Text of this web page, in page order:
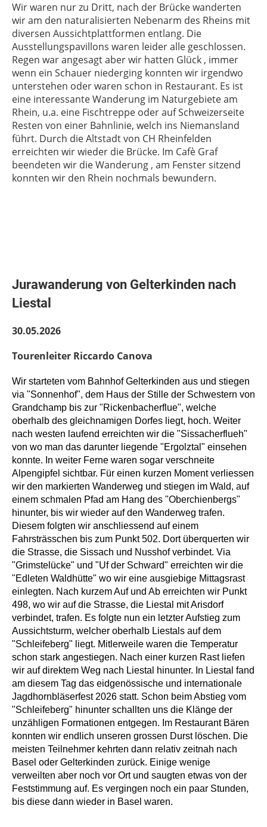
Wir waren nur zu Dritt, nach der Brücke wanderten
wir am den naturalisierten Nebenarm des Rheins mit
diversen Aussichtplattformen entlang. Die
Ausstellungspavillons waren leider alle geschlossen.
Regen war angesagt aber wir hatten Glück , immer
wenn ein Schauer niederging konnten wir irgendwo
unterstehen oder waren schon in Restaurant. Es ist
eine interessante Wanderung im Naturgebiete am
Rhein, u.a. eine Fischtreppe oder auf Schweizerseite
Resten von einer Bahnlinie, welch ins Niemansland
führt. Durch die Altstadt von CH Rheinfelden
erreichten wir wieder die Brücke. Im Cafè Graf
beendeten wir die Wanderung , am Fenster sitzend
konnten wir den Rhein nochmals bewundern.
Jurawanderung von Gelterkinden nach
Liestal
30.05.2026
Tourenleiter Riccardo Canova
Wir starteten vom Bahnhof Gelterkinden aus und stiegen
via "Sonnenhof", dem Haus der Stille der Schwestern von
Grandchamp bis zur "Rickenbacherflue", welche
oberhalb des gleichnamigen Dorfes liegt, hoch. Weiter
nach westen laufend erreichten wir die "Sissacherflueh"
von wo man das darunter liegende "Ergolztal" einsehen
konnte. In weiter Ferne waren sogar verschneite
Alpengipfel sichtbar. Für einen kurzen Moment verliessen
wir den markierten Wanderweg und stiegen im Wald, auf
einem schmalen Pfad am Hang des "Oberchienbergs"
hinunter, bis wir wieder auf den Wanderweg trafen.
Diesem folgten wir anschliessend auf einem
Fahrsträsschen bis zum Punkt 502. Dort überquerten wir
die Strasse, die Sissach und Nusshof verbindet. Via
"Grimstelücke" und "Uf der Schward" erreichten wir die
"Edleten Waldhütte" wo wir eine ausgiebige Mittagsrast
einlegten. Nach kurzem Auf und Ab erreichten wir Punkt
498, wo wir auf die Strasse, die Liestal mit Arisdorf
verbindet, trafen. Es folgte nun ein letzter Aufstieg zum
Aussichtsturm, welcher oberhalb Liestals auf dem
"Schleifeberg" liegt. Mitlerweile waren die Temperatur
schon stark angestiegen. Nach einer kurzen Rast liefen
wir auf direktem Weg nach Liestal hinunter. In Liestal fand
am diesem Tag das eidgenössische und internationale
Jagdhornbläserfest 2026 statt. Schon beim Abstieg vom
"Schleifeberg" hinunter schallten uns die Klänge der
unzähligen Formationen entgegen. Im Restaurant Bären
konnten wir endlich unseren grossen Durst löschen. Die
meisten Teilnehmer kehrten dann relativ zeitnah nach
Basel oder Gelterkinden zurück. Einige wenige
verweilten aber noch vor Ort und saugten etwas von der
Feststimmung auf. Es vergingen noch ein paar Stunden,
bis diese dann wieder in Basel waren.